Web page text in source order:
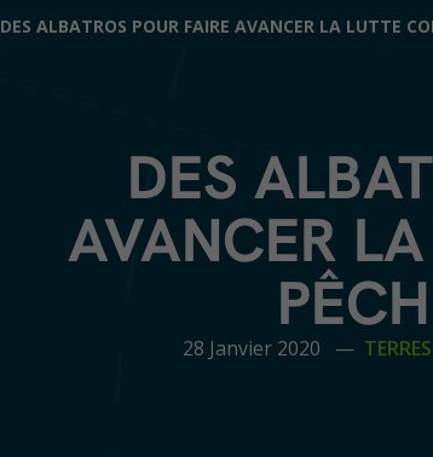
DES ALBATROS POUR FAIRE AVANCER LA LUTTE
DES
AVANCER
28 Janvier 2020 —